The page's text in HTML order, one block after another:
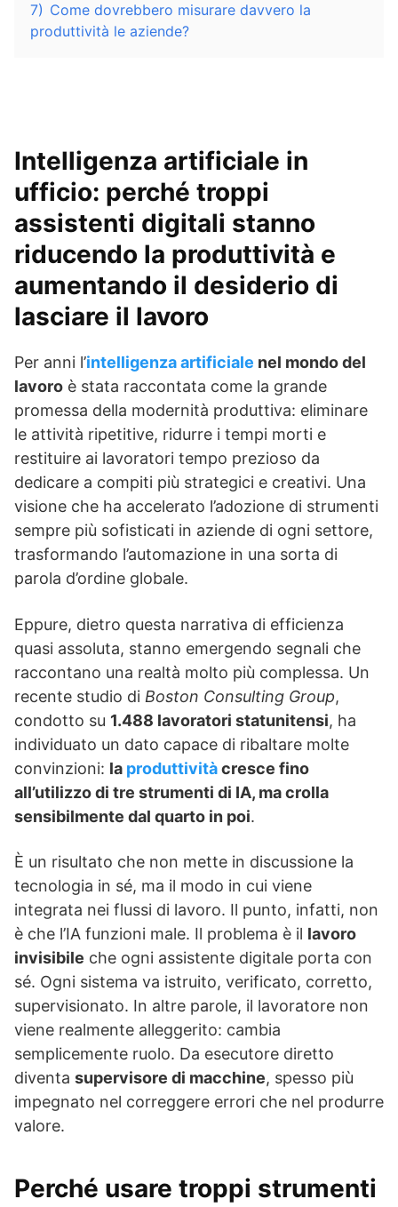
7) Come dovrebbero misurare davvero la
produttività le aziende?
Intelligenza artificiale in
ufficio: perché troppi
assistenti digitali stanno
riducendo la produttività e
aumentando il desiderio di
lasciare il lavoro
Per anni l’intelligenza artificiale nel mondo del
lavoro è stata raccontata come la grande
promessa della modernità produttiva: eliminare
le attività ripetitive, ridurre i tempi morti e
restituire ai lavoratori tempo prezioso da
dedicare a compiti più strategici e creativi. Una
visione che ha accelerato l’adozione di strumenti
sempre più sofisticati in aziende di ogni settore,
trasformando l’automazione in una sorta di
parola d’ordine globale.
Eppure, dietro questa narrativa di efficienza
quasi assoluta, stanno emergendo segnali che
raccontano una realtà molto più complessa. Un
recente studio di Boston Consulting Group,
condotto su 1.488 lavoratori statunitensi, ha
individuato un dato capace di ribaltare molte
convinzioni: la produttivitàcresce fino
all’utilizzo di tre strumenti di IA, ma crolla
sensibilmente dal quarto in poi.
È un risultato che non mette in discussione la
tecnologia in sé, ma il modo in cui viene
integrata nei flussi di lavoro. Il punto, infatti, non
è che l’IA funzioni male. Il problema è il lavoro
invisibile che ogni assistente digitale porta con
sé. Ogni sistema va istruito, verificato, corretto,
supervisionato. In altre parole, il lavoratore non
viene realmente alleggerito: cambia
semplicemente ruolo. Da esecutore diretto
diventa supervisore di macchine, spesso più
impegnato nel correggere errori che nel produrre
valore.
Perché usare troppi strumenti